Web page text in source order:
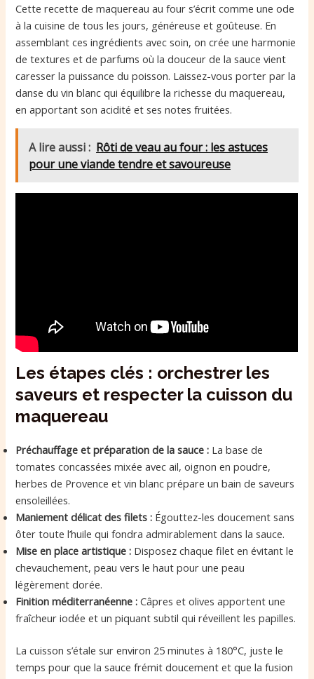
Cette recette de maquereau au four s’écrit comme une ode
à la cuisine de tous les jours, généreuse et goûteuse. En
assemblant ces ingrédients avec soin, on crée une harmonie
de textures et de parfums où la douceur de la sauce vient
caresser la puissance du poisson. Laissez-vous porter par la
danse du vin blanc qui équilibre la richesse du maquereau,
en apportant son acidité et ses notes fruitées.
A lire aussi : Rôti de veau au four : les astuces
pour une viande tendre et savoureuse
Les étapes clés : orchestrer les
saveurs et respecter la cuisson du
maquereau
Préchauffage et préparation de la sauce : La base de
tomates concassées mixée avec ail, oignon en poudre,
herbes de Provence et vin blanc prépare un bain de saveurs
ensoleillées.
Maniement délicat des filets : Égouttez-les doucement sans
ôter toute l’huile qui fondra admirablement dans la sauce.
Mise en place artistique : Disposez chaque filet en évitant le
chevauchement, peau vers le haut pour une peau
légèrement dorée.
Finition méditerranéenne : Câpres et olives apportent une
fraîcheur iodée et un piquant subtil qui réveillent les papilles.
La cuisson s’étale sur environ 25 minutes à 180°C, juste le
temps pour que la sauce frémit doucement et que la fusion